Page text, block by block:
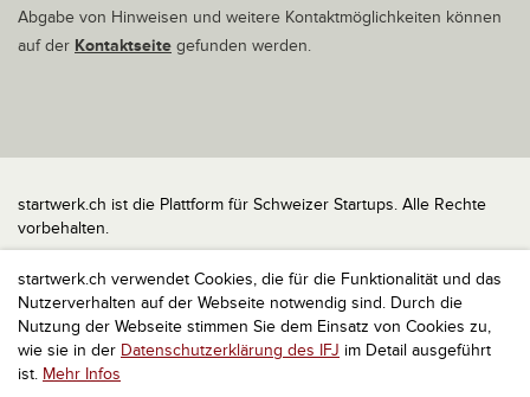
startwerk.ch verwendet Cookies, die für die Funktionalität und das
Nutzerverhalten auf der Webseite notwendig sind. Durch die
Nutzung der Webseite stimmen Sie dem Einsatz von Cookies zu,
wie sie in der Datenschutzerklärung des IFJ im Detail ausgeführt
ist. Mehr Infos
Abgabe von Hinweisen und weitere Kontaktmöglichkeiten können
auf der Kontaktseite gefunden werden.
startwerk.ch ist die Plattform für Schweizer Startups. Alle Rechte
vorbehalten.
Impressum
Kontakt
nach oben